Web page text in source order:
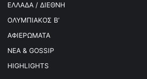
ΕΛΛΑΔΑ / ΔΙΕΘΝΗ
ΟΛΥΜΠΙΑΚΟΣ Β’
ΑΦΙΕΡΩΜΑΤΑ
ΝΕΑ & GOSSIP
HIGHLIGHTS